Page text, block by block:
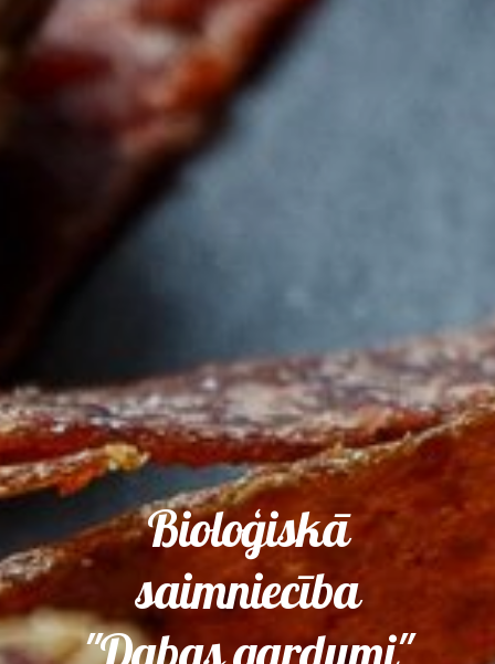
Bioloģiskā
saimniecība
"Dabas gardumi"